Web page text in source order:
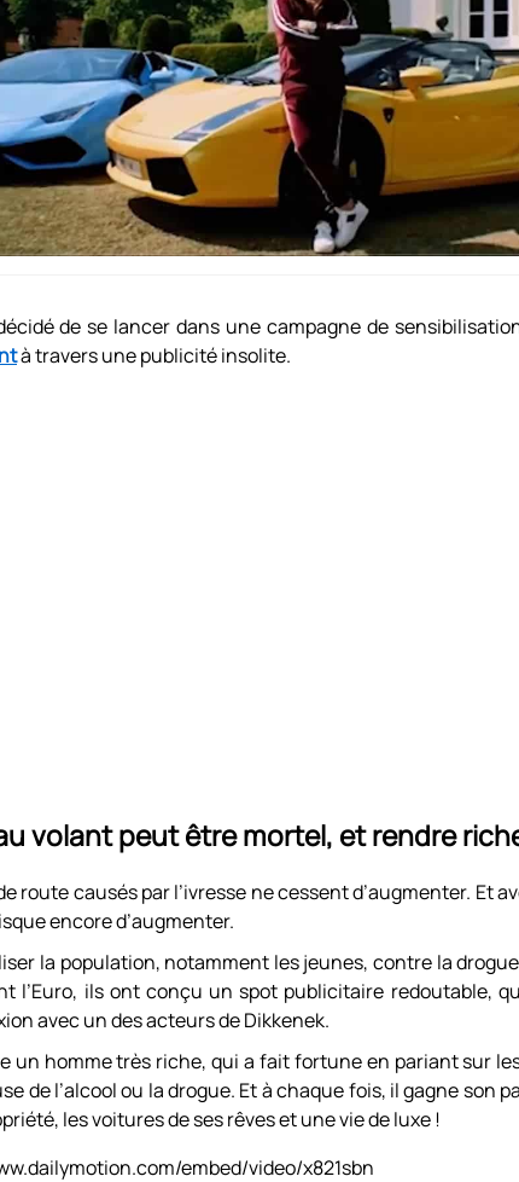
de se lancer dans une campagne de
à travers une publicité insolite.
volant peut être mortel, et rendre
route causés par l’ivresse ne cessent d’augmenter. Et
encore d’augmenter.
la population, notamment les jeunes, contre la
l’Euro, ils ont conçu un spot publicitaire redoutable,
avec un des acteurs de Dikkenek.
un homme très riche, qui a fait fortune en pariant sur
de l’alcool ou la drogue. Et à chaque fois, il gagne son
les voitures de ses rêves et une vie de luxe !
embed/video/x821sbn